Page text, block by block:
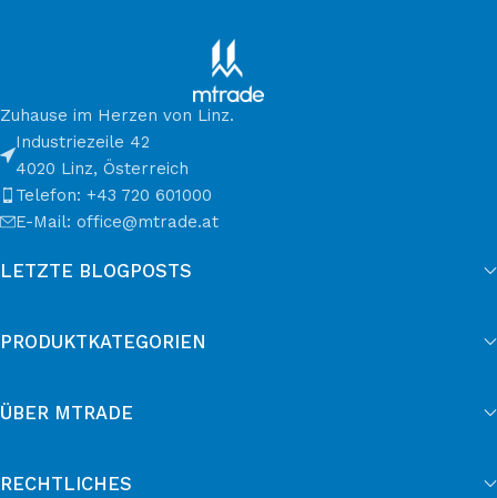
Zuhause im Herzen von Linz.
Industriezeile 42
4020 Linz, Österreich
Telefon: +43 720 601000
E-Mail: office@mtrade.at
LETZTE BLOGPOSTS
PRODUKTKATEGORIEN
ÜBER MTRADE
RECHTLICHES